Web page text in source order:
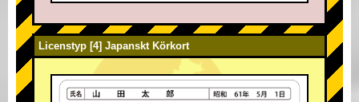
Licenstyp [4] Japanskt Körkort